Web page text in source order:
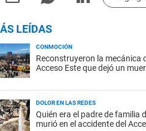
LEÍDAS
CONMOCIÓN
Reconstruyeron la mecánica
Acceso Este que dejó un
DOLOR EN LAS REDES
Quién era el padre de familia
murió en el accidente del